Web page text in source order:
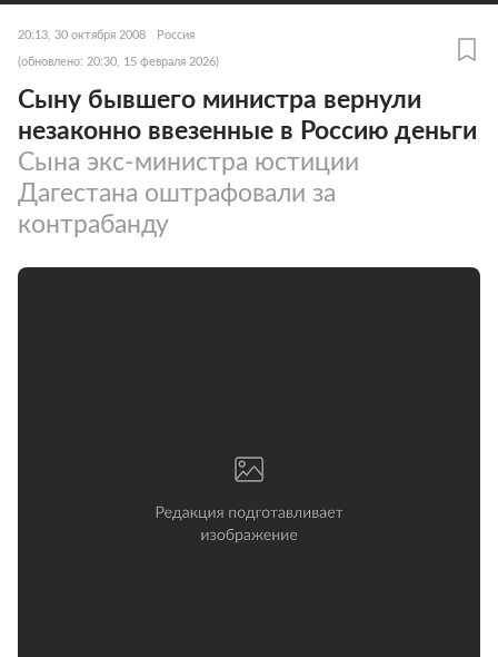
20:13, 30 октября 2008 Россия
(обновлено: 20:30, 15 февраля 2026)
Сыну бывшего министра вернули
незаконно ввезенные в Россию деньги
Сына экс-министра юстиции
Дагестана оштрафовали за
контрабанду